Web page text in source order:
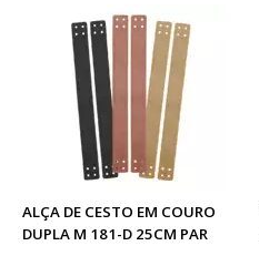
ALÇA DE CESTO EM COURO
DUPLA M 181-D 25CM PAR